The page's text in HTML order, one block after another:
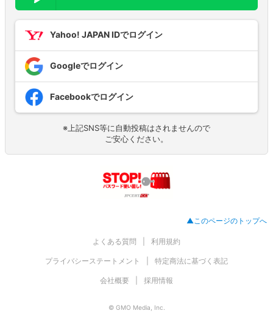
Yahoo! JAPAN IDでログイン
Googleでログイン
Facebookでログイン
※上記SNS等に自動投稿はされませんので
ご安心ください。
▲このページのトップへ
よくある質問 利用規約
プライバシーステートメント 特定商法に基づく表記
会社概要 採用情報
© GMO Media, Inc.